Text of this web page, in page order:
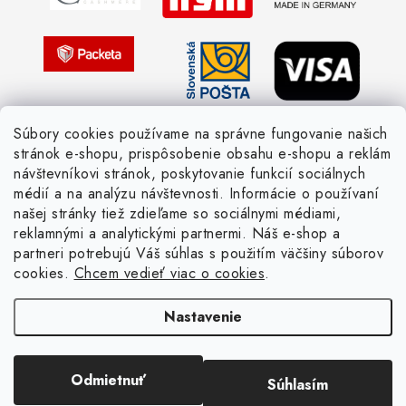
Súbory cookies používame na správne fungovanie našich
stránok e-shopu, prispôsobenie obsahu e-shopu a reklám
návštevníkovi stránok, poskytovanie funkcií sociálnych
médií a na analýzu návštevnosti. Informácie o používaní
našej stránky tiež zdieľame so sociálnymi médiami,
reklamnými a analytickými partnermi. Náš e-shop a
partneri potrebujú Váš súhlas s použitím väčšiny súborov
cookies. Chcem vedieť viac o cookies.
Nastavenie
Odmietnuť Súhlasím
Pletený slovník česky-anglicky
Vytvoril Shoptet
Žienka domáca. Všetky práva vyhradené.
cookies